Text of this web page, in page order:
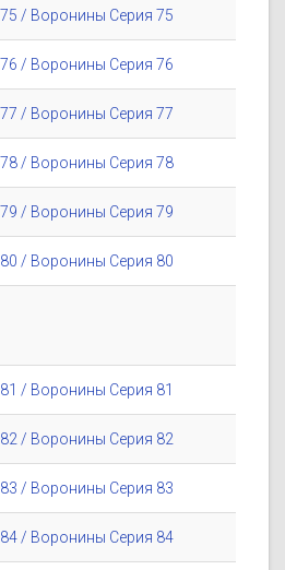
/ Воронины Серия 75
/ Воронины Серия 76
/ Воронины Серия 77
/ Воронины Серия 78
/ Воронины Серия 79
/ Воронины Серия 80
/ Воронины Серия 81
/ Воронины Серия 82
/ Воронины Серия 83
/ Воронины Серия 84